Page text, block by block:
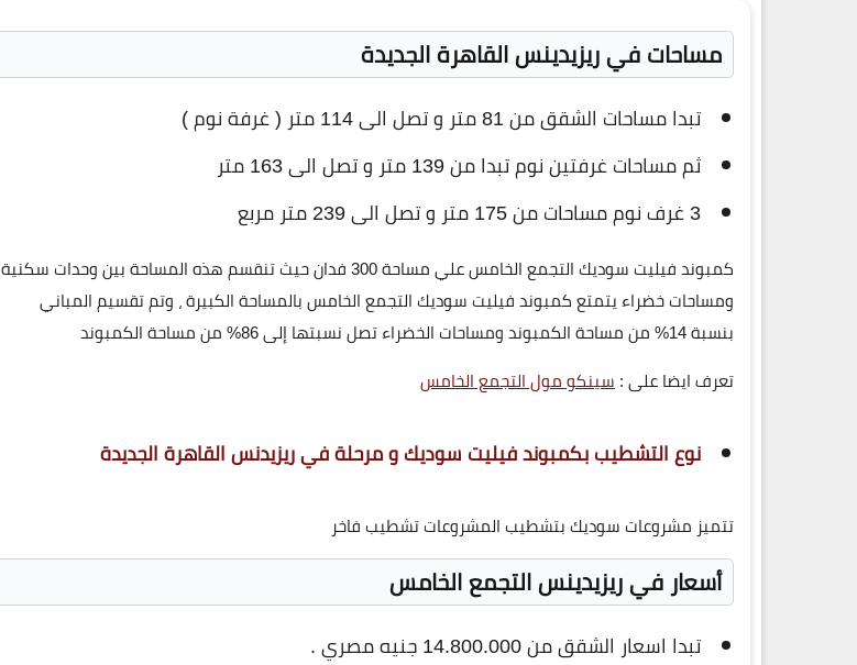
مساحات في ريزيدينس القاهرة الجديدة
تبدا مساحات الشقق من 81 متر و تصل الى 114 متر ( غرفة نوم )
ثم مساحات غرفتين نوم تبدا من 139 متر و تصل الى 163 متر
3 غرف نوم مساحات من 175 متر و تصل الى 239 متر مربع
كمبوند فيليت سوديك التجمع الخامس علي مساحة300فدان حيث تنقسم هذه المساحة بين وحدات سكنية
ومساحات خضراء يتمتع كمبوند فيليت سوديك التجمع الخامس بالمساحة الكبيرة ، وتم تقسيم المباني
بنسبة14% من مساحة الكمبوند ومساحات الخضراء تصل نسبتها إلى86%
من مساحة الكمبوند
تعرف ايضا على :سينكو مول التجمع الخامس
نوع التشطيب بكمبوند فيليت سوديك و مرحلة في ريزيدنس القاهرة الجديدة
تتميز مشروعات سوديك بتشطيب المشروعات تشطيب فاخر
أسعار في ريزيدينس التجمع الخامس
تبدا اسعار الشقق من 14.800.000 جنيه مصري .